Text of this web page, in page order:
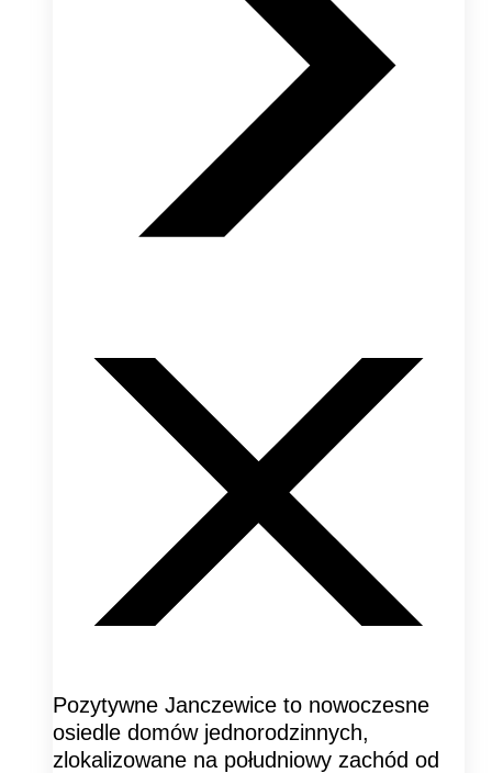
Pozytywne Janczewice to nowoczesne
osiedle domów jednorodzinnych,
zlokalizowane na południowy zachód od